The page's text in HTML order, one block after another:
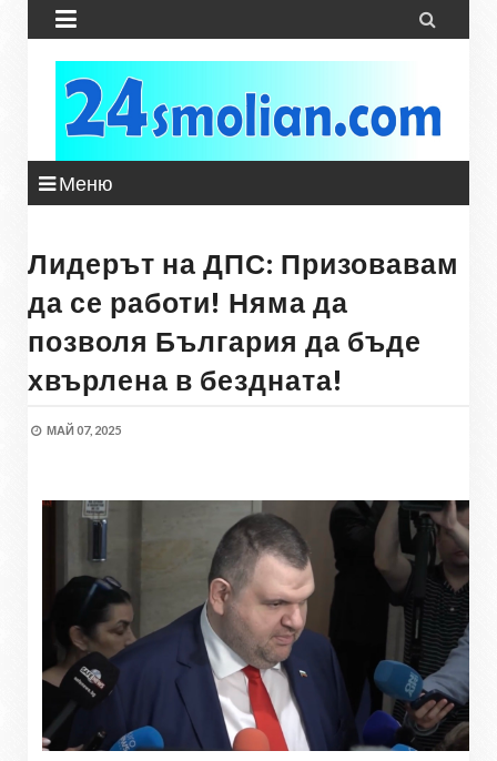
 
Меню
Лидерът на ДПС: Призовавам
да се работи! Няма да
позволя България да бъде
хвърлена в бездната!
МАЙ 07, 2025